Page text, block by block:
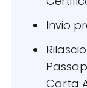
Invio
Carta